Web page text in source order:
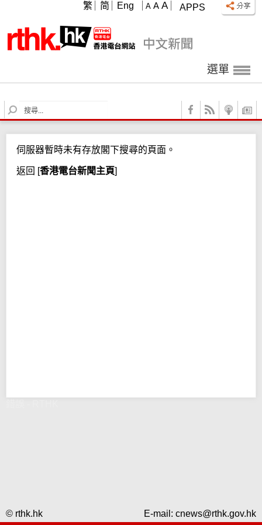
APPS
A A A
繁 简 Eng
選單
S
e
c
h
伺服器暫時未有存放閣下搜尋的頁面。
返回 [香港電台新聞主頁]
© rthk.hk E-mail: cnews@rthk.gov.hk